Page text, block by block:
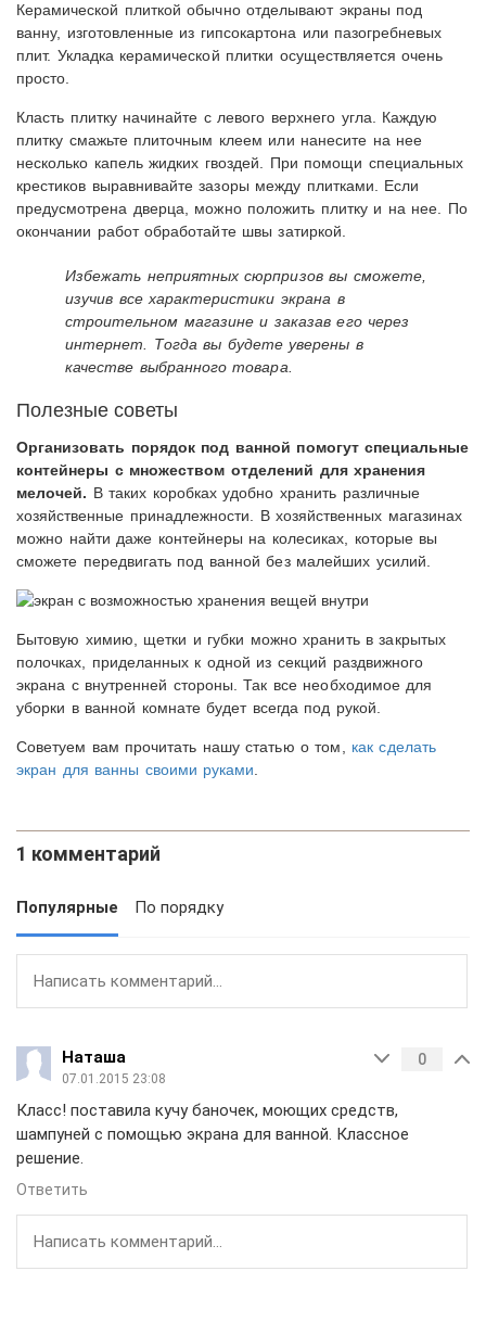
Керамической плиткой обычно отделывают экраны под
ванну, изготовленные из гипсокартона или пазогребневых
плит. Укладка керамической плитки осуществляется очень
просто.
Класть плитку начинайте с левого верхнего угла. Каждую
плитку смажьте плиточным клеем или нанесите на нее
несколько капель жидких гвоздей. При помощи специальных
крестиков выравнивайте зазоры между плитками. Если
предусмотрена дверца, можно положить плитку и на нее. По
окончании работ обработайте швы затиркой.
Избежать неприятных сюрпризов вы сможете,
изучив все характеристики экрана в
строительном магазине и заказав его через
интернет. Тогда вы будете уверены в
качестве выбранного товара.
Полезные советы
Организовать порядок под ванной помогут специальные
контейнеры с множеством отделений для хранения
мелочей. В таких коробках удобно хранить различные
хозяйственные принадлежности. В хозяйственных магазинах
можно найти даже контейнеры на колесиках, которые вы
сможете передвигать под ванной без малейших усилий.
Бытовую химию, щетки и губки можно хранить в закрытых
полочках, приделанных к одной из секций раздвижного
экрана с внутренней стороны. Так все необходимое для
уборки в ванной комнате будет всегда под рукой.
Советуем вам прочитать нашу статью о том, как сделать
экран для ванны своими руками
1 комментарий
Популярные По порядку
Наташа
07.01.2015 23:08
0
Класс! поставила кучу баночек, моющих средств,
шампуней с помощью экрана для ванной. Классное
решение.
Ответить